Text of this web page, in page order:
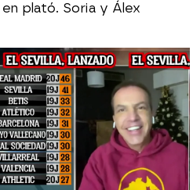
plató. Soria y Álex